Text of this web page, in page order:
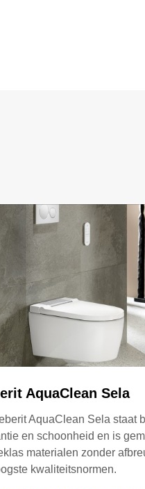
AquaClean Sela
AquaClean Sela staat
en schoonheid en is
materialen zonder
kwaliteitsnormen.